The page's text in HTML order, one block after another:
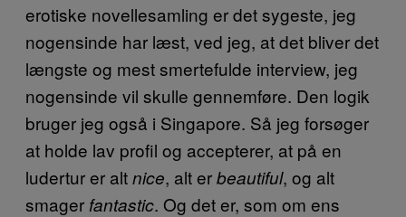
erotiske novellesamling er det sygeste, jeg
nogensinde har læst, ved jeg, at det bliver det
længste og mest smertefulde interview, jeg
nogensinde vil skulle gennemføre. Den logik
bruger jeg også i Singapore. Så jeg forsøger
at holde lav profil og accepterer, at på en
ludertur er altnice, alt erbeautiful, og alt
smager fantastic. Og det er, som om ens